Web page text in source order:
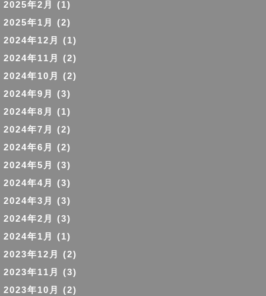
2025年2月
(1)
2025年1月
(2)
2024年12月
(1)
2024年11月
(2)
2024年10月
(2)
2024年9月
(3)
2024年8月
(1)
2024年7月
(2)
2024年6月
(2)
2024年5月
(3)
2024年4月
(3)
2024年3月
(3)
2024年2月
(3)
2024年1月
(1)
2023年12月
(2)
2023年11月
(3)
2023年10月
(2)